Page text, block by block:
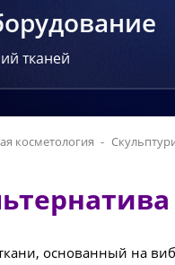
тканей
косметология
основанный на